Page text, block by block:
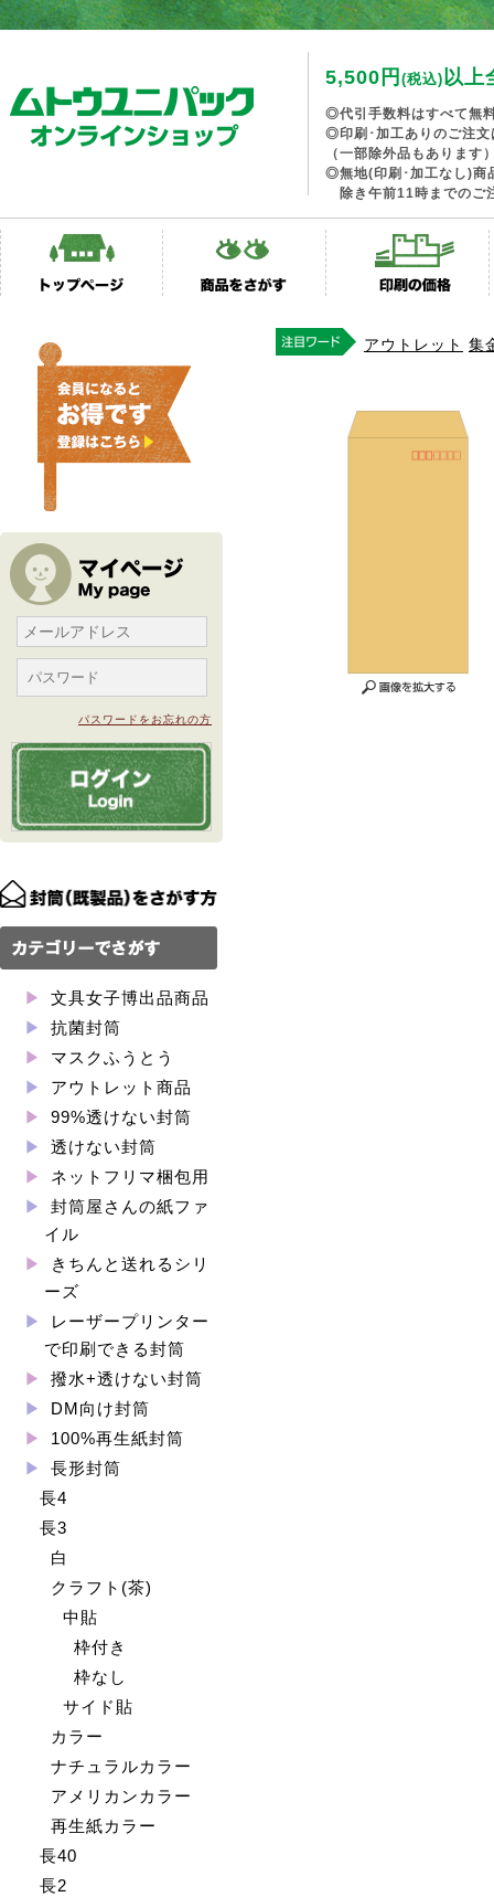
5,500円 (税込)以上
◎代引手数料はすべて無
◎印刷･加工ありのご注文
（一部除外品もあります
◎無地(印刷･加工なし)商
除き午前11時までのご
パスワードをお忘れの方
文具女子博出品商品
抗菌封筒
マスクふうとう
アウトレット商品
99%透けない封筒
透けない封筒
ネットフリマ梱包用
封筒屋さんの紙ファ
イル
きちんと送れるシリ
ーズ
レーザープリンター
で印刷できる封筒
撥水+透けない封筒
DM向け封筒
100%再生紙封筒
長形封筒
長4
長3
白
クラフト(茶)
中貼
枠付き
枠なし
サイド貼
カラー
ナチュラルカラー
アメリカンカラー
再生紙カラー
長40
長2
アウトレット 集